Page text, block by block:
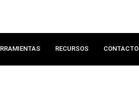
RECURSOS CONTACTO